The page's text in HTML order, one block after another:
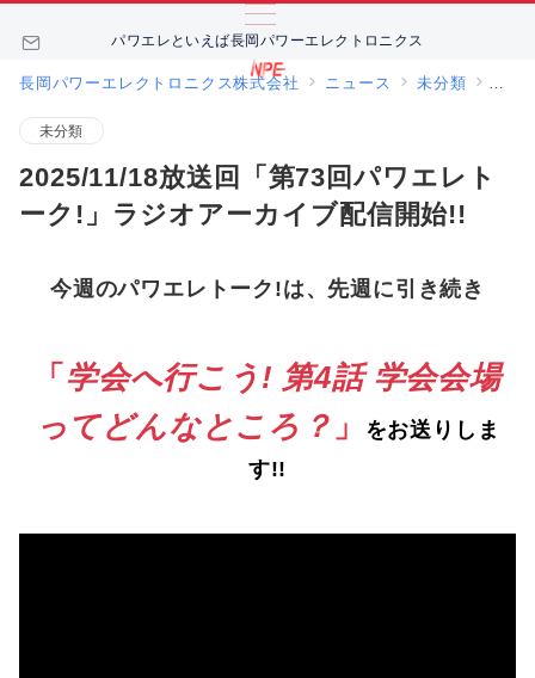
パワエレといえば長岡パワーエレクトロニクス
長岡パワーエレクトロニクス株式会社 ニュース 未分類
未分類
2025/11/18放送回「第73回パワエレト
ーク!」ラジオアーカイブ配信開始!!
今週のパワエレトーク!は、先週に引き続き
「 学会へ行こう! 第4話 学会会場
ってどんなところ？ 」
をお送りしま
す!!